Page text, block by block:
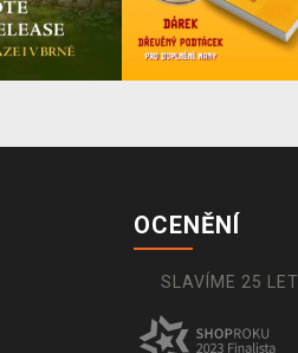
OCENĚNÍ
SLAVÍME 25 LET